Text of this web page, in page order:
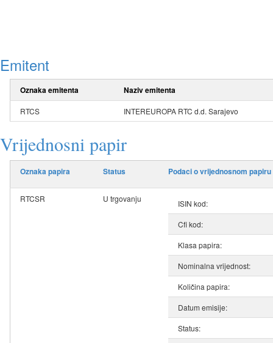
Emitent
Oznaka emitenta Naziv emitenta
RTCS INTEREUROPA RTC d.d. Sarajevo
Vrijednosni papir
Oznaka papira Status Podaci o vrijednosnom papiru
RTCSR U trgovanju
ISIN kod:
Cfi kod:
Klasa papira:
Nominalna vrijednost:
Količina papira:
Datum emisije:
Status: